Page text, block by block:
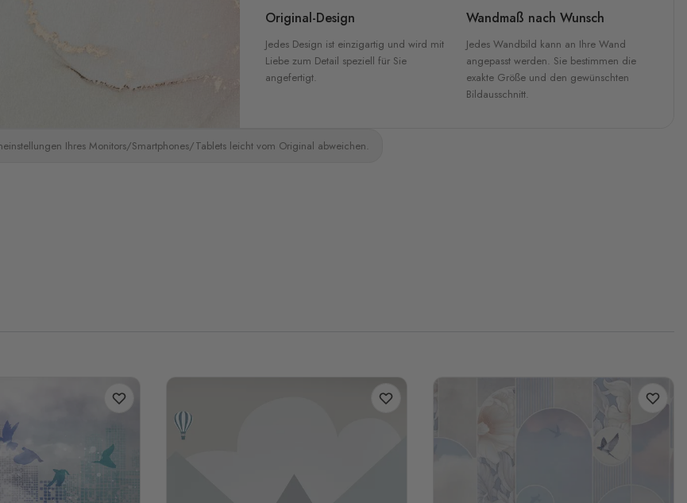
Original-Design
Jedes Design ist einzigartig und wird mit
Liebe zum Detail speziell für Sie
angefertigt.
Wandmaß nach Wunsch
Jedes Wandbild kann an Ihre Wand
angepasst werden. Sie bestimmen die
exakte Größe und den gewünschten
Bildausschnitt.
Ihres Monitors/Smartphones/Tablets leicht vom Original abweichen.